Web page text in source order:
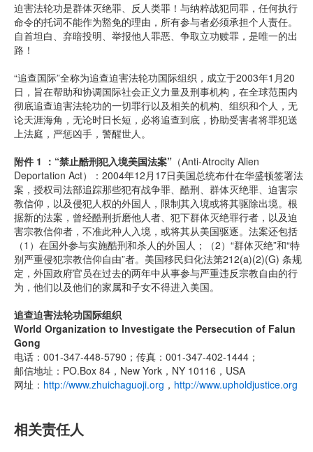
迫害法轮功是群体灭绝罪、反人类罪！与纳粹战犯同罪，任何执行
命令的托词不能作为豁免的理由，所有参与者必须承担个人责任。
自首坦白、弃暗投明、举报他人罪恶、争取立功赎罪，是唯一的出
路！
“追查国际”全称为追查迫害法轮功国际组织，成立于2003年1月20
日，旨在帮助和协调国际社会正义力量及刑事机构，在全球范围内
彻底追查迫害法轮功的一切罪行以及相关的机构、组织和个人，无
论天涯海角，无论时日长短，必将追查到底，协助受害者将罪犯送
上法庭，严惩凶手，警醒世人。
附件 1 ：“禁止酷刑犯入境美国法案” （Anti-Atrocity Alien
Deportation Act）：2004年12月17日美国总统布什在华盛顿签署法
案，授权司法部追踪那些犯有战争罪、酷刑、群体灭绝罪、迫害宗
教信仰，以及侵犯人权的外国人，限制其入境或将其驱除出境。根
据新的法案，曾经酷刑折磨他人者、犯下群体灭绝罪行者，以及迫
害宗教信仰者，不准此种人入境，或将其从美国驱逐。法案还包括
（1）在国外参与实施酷刑和杀人的外国人；（2）“群体灭绝”和“特
别严重侵犯宗教信仰自由”者。美国移民归化法第212(a)(2)(G) 条规
定，外国政府官员在过去的两年中从事参与严重违反宗教自由的行
为，他们以及他们的家属和子女不得进入美国。
追查迫害法轮功国际组织
World Organization to Investigate the Persecution of Falun
Gong
电话：001-347-448-5790；传真：001-347-402-1444；
邮信地址：PO.Box 84，New York，NY 10116，USA
网址： http://www.zhuichaguoji.org ， http://www.upholdjustice.org
相关责任人